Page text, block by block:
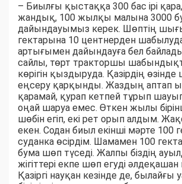
– Биылғы қыстаққа 300 бас ірі
жандық, 100 жылқы малына 3000
дайындауымыз керек. Шөптің
гектарына 10 центнерден
артығымен дайындауға бел
сайлы, төрт тракторшы
көрігін қыздыруда. Қазірдің
еңсеру қарқынды. Жаздың аптап
қарамай, қурап кетпей тұрып
оңай шаруа емес. Өткен жылы
шөбін егіп, екі рет орып алдым.
екен. Содан биыл екінші мәрте 100
суданка өсірдім. Шамамен 100
бума шөп түседі. Жалпы біздің
жігіттері екпе шөп егуді
Қазіргі науқан кезінде де, былайғы